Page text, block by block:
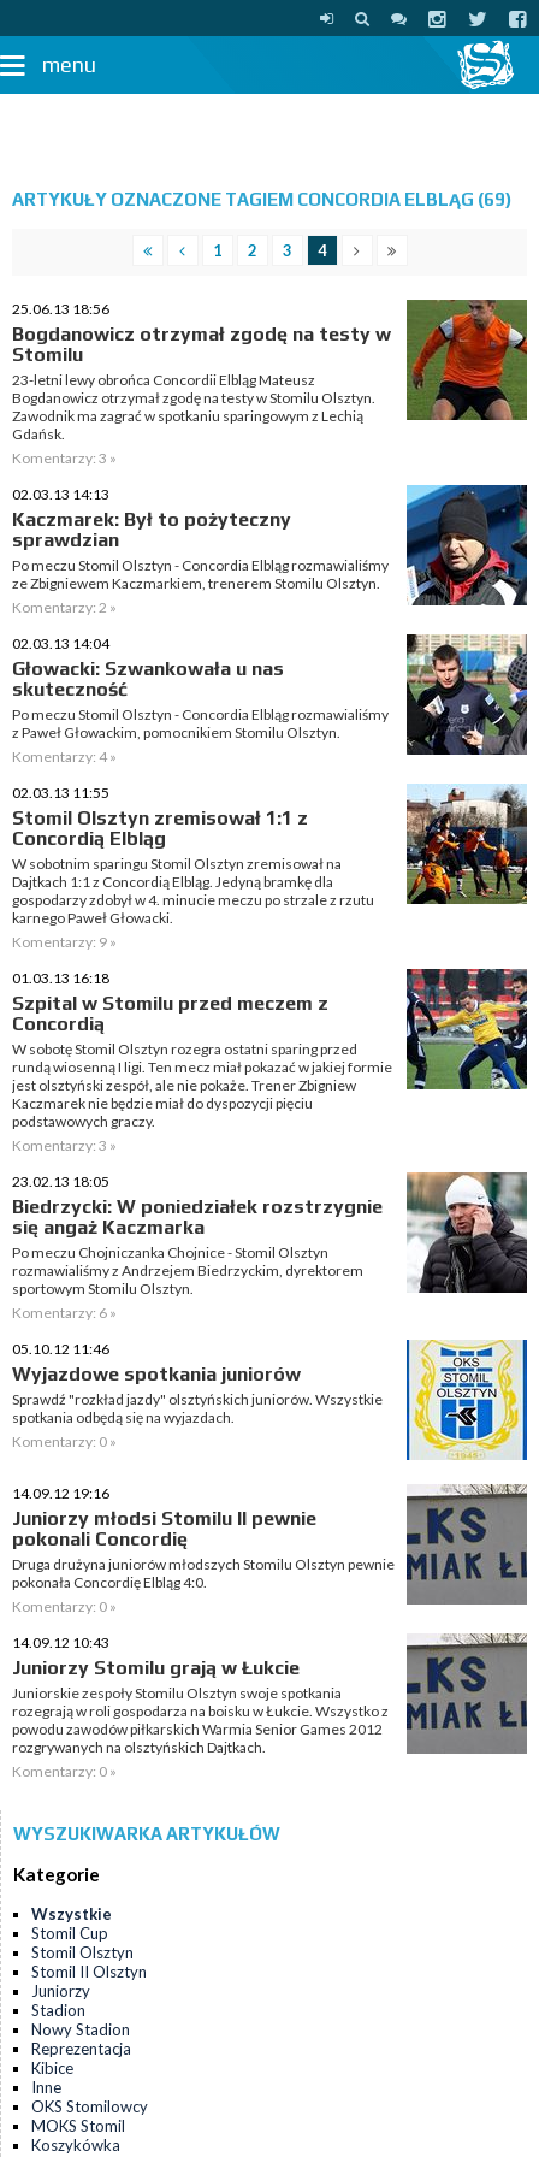
menu
ARTYKUŁY OZNACZONE TAGIEM CONCORDIA ELBLĄG (69)
1 2 3 4
25.06.13 18:56
Bogdanowicz otrzymał zgodę na testy w
Stomilu
23-letni lewy obrońca Concordii Elbląg Mateusz
Bogdanowicz otrzymał zgodę na testy w Stomilu Olsztyn.
Zawodnik ma zagrać w spotkaniu sparingowym z Lechią
Gdańsk.
Komentarzy: 3 »
02.03.13 14:13
Kaczmarek: Był to pożyteczny
sprawdzian
Po meczu Stomil Olsztyn - Concordia Elbląg rozmawialiśmy
ze Zbigniewem Kaczmarkiem, trenerem Stomilu Olsztyn.
Komentarzy: 2 »
02.03.13 14:04
Głowacki: Szwankowała u nas
skuteczność
Po meczu Stomil Olsztyn - Concordia Elbląg rozmawialiśmy
z Paweł Głowackim, pomocnikiem Stomilu Olsztyn.
Komentarzy: 4 »
02.03.13 11:55
Stomil Olsztyn zremisował 1:1 z
Concordią Elbląg
W sobotnim sparingu Stomil Olsztyn zremisował na
Dajtkach 1:1 z Concordią Elbląg. Jedyną bramkę dla
gospodarzy zdobył w 4. minucie meczu po strzale z rzutu
karnego Paweł Głowacki.
Komentarzy: 9 »
01.03.13 16:18
Szpital w Stomilu przed meczem z
Concordią
W sobotę Stomil Olsztyn rozegra ostatni sparing przed
rundą wiosenną I ligi. Ten mecz miał pokazać w jakiej formie
jest olsztyński zespół, ale nie pokaże. Trener Zbigniew
Kaczmarek nie będzie miał do dyspozycji pięciu
podstawowych graczy.
Komentarzy: 3 »
23.02.13 18:05
Biedrzycki: W poniedziałek rozstrzygnie
się angaż Kaczmarka
Po meczu Chojniczanka Chojnice - Stomil Olsztyn
rozmawialiśmy z Andrzejem Biedrzyckim, dyrektorem
sportowym Stomilu Olsztyn.
Komentarzy: 6 »
05.10.12 11:46
Wyjazdowe spotkania juniorów
Sprawdź "rozkład jazdy" olsztyńskich juniorów. Wszystkie
spotkania odbędą się na wyjazdach.
Komentarzy: 0 »
14.09.12 19:16
Juniorzy młodsi Stomilu II pewnie
pokonali Concordię
Druga drużyna juniorów młodszych Stomilu Olsztyn pewnie
pokonała Concordię Elbląg 4:0.
Komentarzy: 0 »
14.09.12 10:43
Juniorzy Stomilu grają w Łukcie
Juniorskie zespoły Stomilu Olsztyn swoje spotkania
rozegrają w roli gospodarza na boisku w Łukcie. Wszystko z
powodu zawodów piłkarskich Warmia Senior Games 2012
rozgrywanych na olsztyńskich Dajtkach.
Komentarzy: 0 »
WYSZUKIWARKA ARTYKUŁÓW
Kategorie
Wszystkie
Stomil Cup
Stomil Olsztyn
Stomil II Olsztyn
Juniorzy
Stadion
Nowy Stadion
Reprezentacja
Kibice
Inne
OKS Stomilowcy
MOKS Stomil
Koszykówka